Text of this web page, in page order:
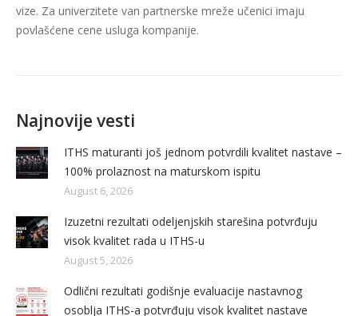
vize. Za univerzitete van partnerske mreže učenici imaju
povlašćene cene usluga kompanije.
Najnovije vesti
ITHS maturanti još jednom potvrdili kvalitet nastave –
100% prolaznost na maturskom ispitu
August 6, 2026
Izuzetni rezultati odeljenjskih starešina potvrđuju
visok kvalitet rada u ITHS-u
August 5, 2026
Odlični rezultati godišnje evaluacije nastavnog
osoblja ITHS-a potvrđuju visok kvalitet nastave